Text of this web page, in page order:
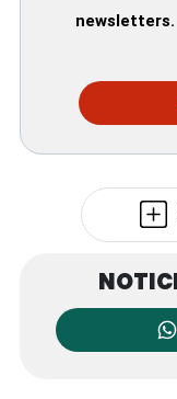
newsletters.